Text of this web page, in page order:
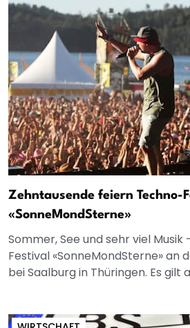
Zehntausende feiern Techno-
«SonneMondSterne»
Sommer, See und sehr viel
Festival «SonneMondSterne» an
bei Saalburg in Thüringen. Es gilt